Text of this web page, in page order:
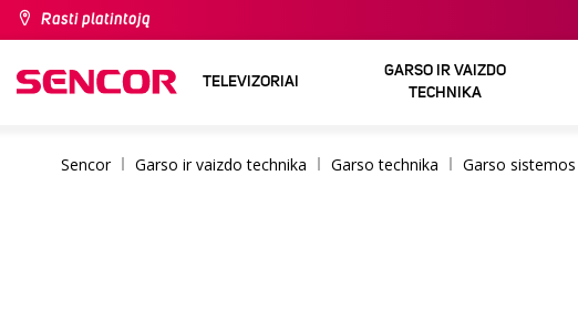
Rasti platintoją
TELEVIZORIAI
GARSO IR VAIZDO
TECHNIKA
Sencor Garso ir vaizdo technika Garso technika Garso sistemos